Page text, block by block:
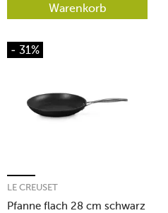
Warenkorb
- 31%
Pfanne flach 28 cm schwarz
LE CREUSET